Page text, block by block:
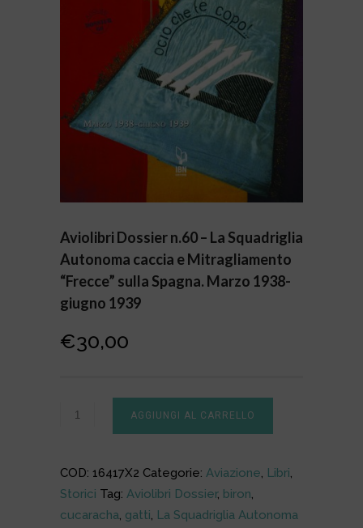
Aviolibri Dossier n.60 – La Squadriglia
Autonoma caccia e Mitragliamento
“Frecce” sulla Spagna. Marzo 1938-
giugno 1939
€30,00
AGGIUNGI AL CARRELLO
COD: 16417X2 Categorie: Aviazione, Libri,
Storici Tag: Aviolibri Dossier, biron,
cucaracha, gatti, La Squadriglia Autonoma